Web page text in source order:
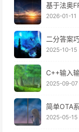
基于法奥
2026-01-11
二分答案
2025-10-15
C++输入
2025-09-07
简单OTA
2025-05-15